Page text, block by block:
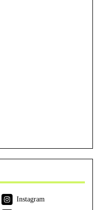
Instagram